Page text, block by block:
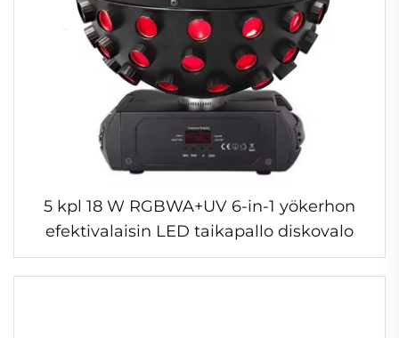
5 kpl 18 W RGBWA+UV 6-in-1 yökerhon
efektivalaisin LED taikapallo diskovalo